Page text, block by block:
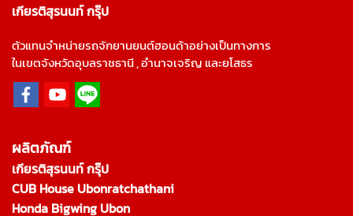
เกียรติสุรนนท์ กรุ๊ป
ตัวแทนจำหน่ายรถจักยานยนต์ฮอนด้าอย่างเป็นทางการ
ในเขตจังหวัดอุบลราชธานี , อำนาจเจริญ และยโสธร
ผลิตภัณฑ์
เกียรติสุรนนท์ กรุ๊ป
CUB House Ubonratchathani
Honda Bigwing Ubon